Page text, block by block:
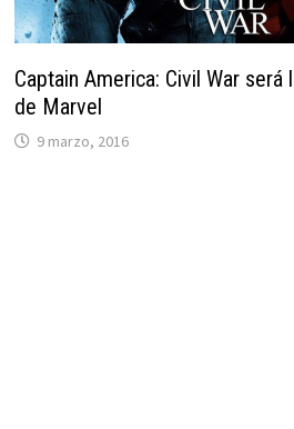
Captain America: Civil War será
de Marvel
9 marzo, 2016